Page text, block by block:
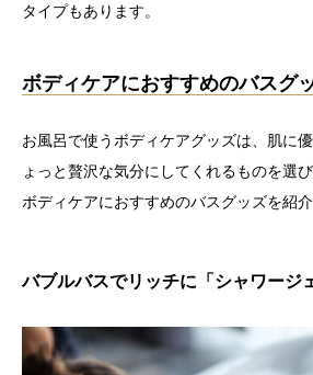
タイプもあります。
ボディケアにおすすめのバスグ
お風呂で使うボディケアグッズは、肌に
ょっと贅沢な気分にしてくれるものを選
ボディケアにおすすめのバスグッズを紹介
バブルバスでリッチに「シャワージ